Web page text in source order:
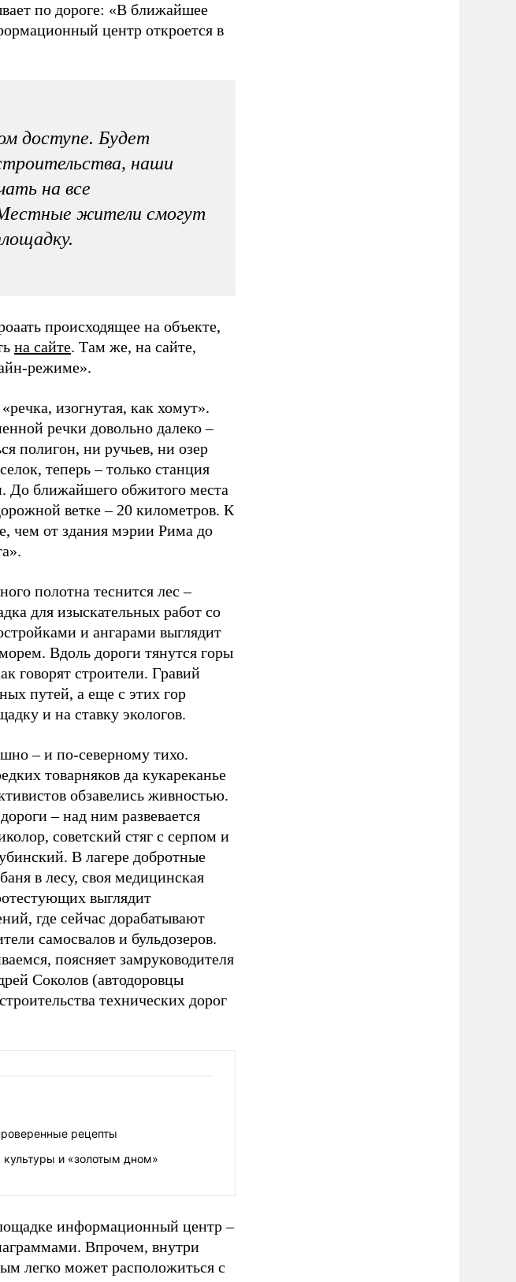
по дороге: «В ближайшее
центр откроется в
доступе. Будет
наши
на все
жители смогут
происходящее на объекте,
на сайте. Там же, на сайте,
режиме».
изогнутая, как хомут».
речки довольно далеко –
полигон, ни ручьев, ни озер
теперь – только станция
До ближайшего обжитого места
ветке – 20 километров. К
чем от здания мэрии Рима до
полотна теснится лес –
для изыскательных работ со
и ангарами выглядит
Вдоль дороги тянутся горы
говорят строители. Гравий
путей, а еще с этих гор
и на ставку экологов.
– и по-северному тихо.
товарняков да кукареканье
обзавелись живностью.
– над ним развевается
советский стяг с серпом и
В лагере добротные
в лесу, своя медицинская
выглядит
где сейчас дорабатывают
самосвалов и бульдозеров.
поясняет замруководителя
Соколов (автодоровцы
технических дорог
рецепты
и «золотым дном»
информационный центр –
Впрочем, внутри
легко может расположиться с